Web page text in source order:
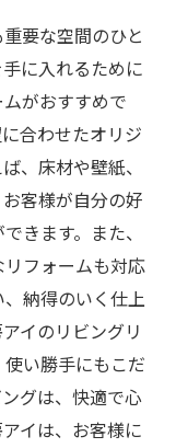
要な空間のひと
に入れるために
がおすすめで
合わせたオリジ
、床材や壁紙、
客様が自分の好
きます。また、
フォームも対応
納得のいく仕上
イのリビングリ
い勝手にもこだ
グは、快適で心
イは、お客様に